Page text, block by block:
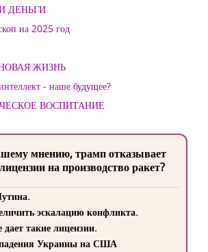
ДЕНЬГИ
на 2025 год
ЖИЗНЬ
- наше будущее?
ВОСПИТАНИЕ
мнению, трамп отказывает
на производство ракет?
эскалацию конфликта.
такие лицензии.
Украины на США